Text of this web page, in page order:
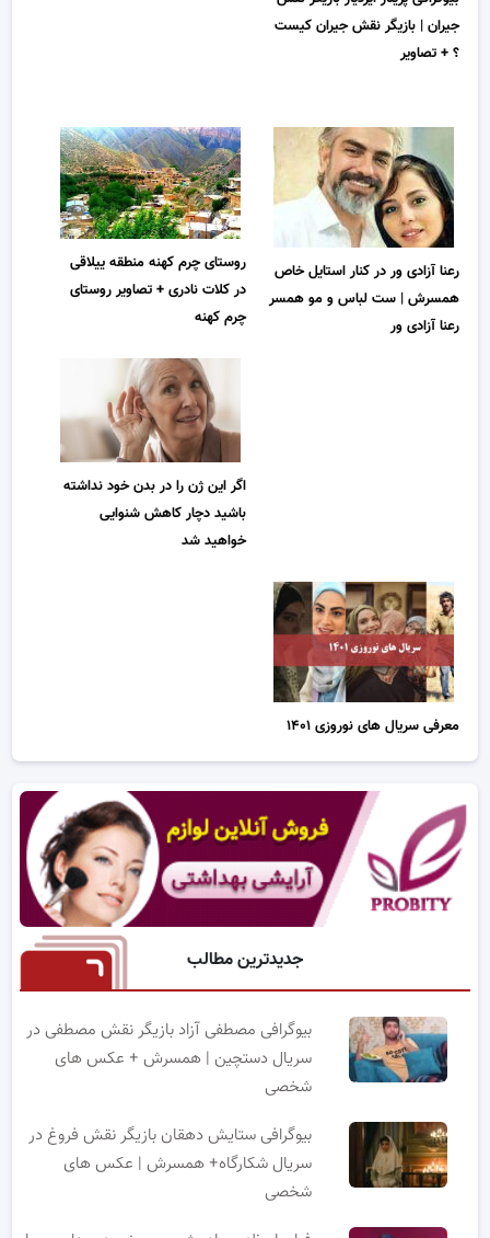
جیران | بازیگر نقش جیران کیست
؟ + تصاویر
رعنا آزادی ور در کنار استایل خاص
همسرش | ست لباس و مو همسر
رعنا آزادی ور
روستای چرم کهنه منطقه ییلاقی
در کلات نادری + تصاویر روستای
چرم کهنه
اگر این ژن را در بدن خود نداشته
باشید دچار کاهش شنوایی
خواهید شد
معرفی سریال های نوروزی ۱۴۰۱
جدیدترین مطالب
بیوگرافی مصطفی آزاد بازیگر نقش مصطفی در
سریال دستچین | همسرش + عکس های
شخصی
بیوگرافی ستایش دهقان بازیگر نقش فروغ در
سریال شکارگاه+ همسرش | عکس های
شخصی